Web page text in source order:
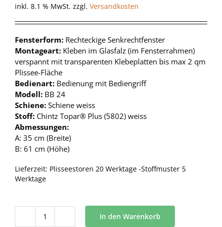
inkl. 8.1 % MwSt. zzgl. Versandkosten
Fensterform: Rechteckige Senkrechtfenster
Montageart: Kleben im Glasfalz (im Fensterrahmen)
verspannt mit transparenten Klebeplatten bis max 2 qm
Plissee-Fläche
Bedienart: Bedienung mit Bediengriff
Modell: BB 24
Schiene: Schiene weiss
Stoff: Chintz Topar® Plus (5802) weiss
Abmessungen:
A: 35 cm (Breite)
B: 61 cm (Höhe)
Lieferzeit: Plisseestoren 20 Werktage -Stoffmuster 5
Werktage
BB
In den Warenkorb